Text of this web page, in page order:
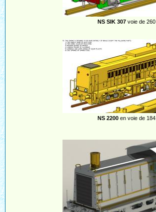
NS SIK 307voie de 260
NS 2200en voie de 184